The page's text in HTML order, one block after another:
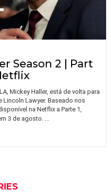
Season 2 | Part
Mickey Haller, está de volta para
Lawyer. Baseado nos
na Netflix a Parte 1,
3 de agosto. …